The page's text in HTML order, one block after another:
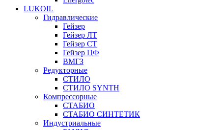
LUKOIL
Гидравлические
Гейзер
Гейзер ЛТ
Гейзер СТ
Гейзер ЦФ
ВМГЗ
Редукторные
СТИЛО
СТИЛО SYNTH
Компрессорные
СТАБИО
СТАБИО СИНТЕТИК
Индустриальные